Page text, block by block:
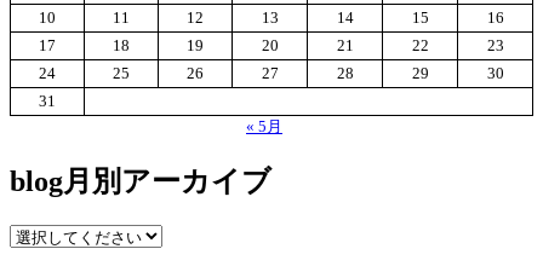
10
11 12 13 14 15
16
17
18 19 20 21 22
23
24
25 26 27 28 29
30
31
« 5月
blog月別アーカイブ